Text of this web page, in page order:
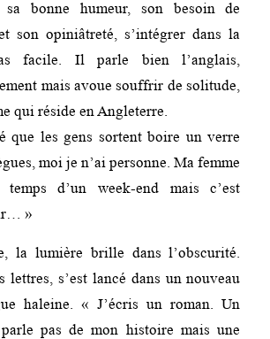
sa bonne humeur, son besoin de
son opiniâtreté, s’intégrer dans la
facile. Il parle bien l’anglais,
mais avoue souffrir de solitude,
qui réside en Angleterre.
que les gens sortent boire un verre
moi je n’ai personne. Ma femme
d’un week-end mais c’est
»
la lumière brille dans l’obscurité.
lettres, s’est lancé dans un nouveau
haleine. « J’écris un roman. Un
pas de mon histoire mais une